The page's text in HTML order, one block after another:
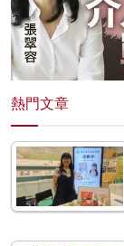
熱門文章